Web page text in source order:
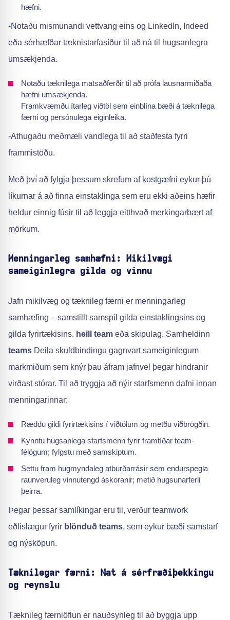
hæfni.
-Notaðu mismunandi vettvang eins og LinkedIn, Indeed
eða sérhæfðar tæknistarfasíður til að ná til hugsanlegra
umsækjenda.
Notaðu tæknilega matsaðferðir til að prófa lausnarmiðaða
hæfni umsækjenda.
Framkvæmðu ítarleg viðtöl sem einblína bæði á tæknilega
færni og persónulega eiginleika.
-Athugaðu meðmæli vandlega til að staðfesta fyrri
frammistöðu.
Með því að fylgja þessum skrefum af kostgæfni eykur þú
líkurnar á að finna einstaklinga sem eru ekki aðeins hæfir
heldur einnig fúsir til að leggja eitthvað merkingarbært af
mörkum.
Menningarleg samhæfni: Mikilvægi
sameiginlegra gilda og vinnu
Jafn mikilvæg og tæknileg færni er menningarleg
samhæfing – samstillt samspil gilda einstaklingsins og
gilda fyrirtækisins. heill team eða skipulag. Samheldinn
teams Deila skuldbindingu gagnvart sameiginlegum
markmiðum sem knýr þau áfram jafnvel þegar hindranir
virðast stórar. Til að tryggja að nýir starfsmenn dafni innan
menningarinnar:
Ræddu gildi fyrirtækisins í viðtölum og metðu viðbrögðin.
Kynntu hugsanlega starfsmenn fyrir framtíðar team-
félögum; fylgstu með samskiptum.
Settu fram hugmyndaleg atburðarrásir sem endurspegla
raunveruleg vinnutengd áskoranir; metið hugsunarferli
þeirra.
Þegar þessar samlíkingar eru til, verður teamwork
eðlislægur fyrir blönduð teams, sem eykur bæði samstarf
og nýsköpun.
Tæknilegar færni: Mat á sérfræðiþekkingu
og reynslu
Tæknileg færniöflun er nauðsynleg til að byggja upp